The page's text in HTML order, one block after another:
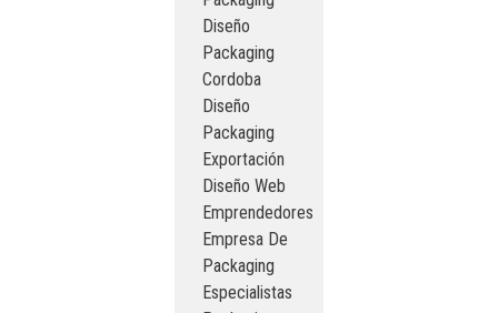
Diseño
Packaging
Cordoba
Diseño
Packaging
Exportación
Diseño Web
Emprendedores
Empresa De
Packaging
Especialistas